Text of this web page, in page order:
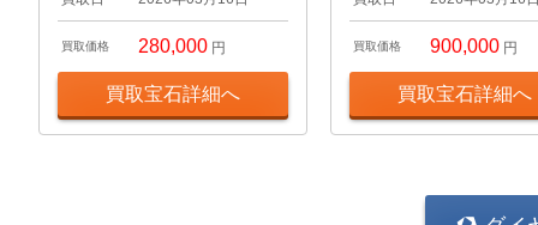
買取価格 280,000 円
買取宝石詳細へ
買取価格 900,000 円
買取宝石詳細へ